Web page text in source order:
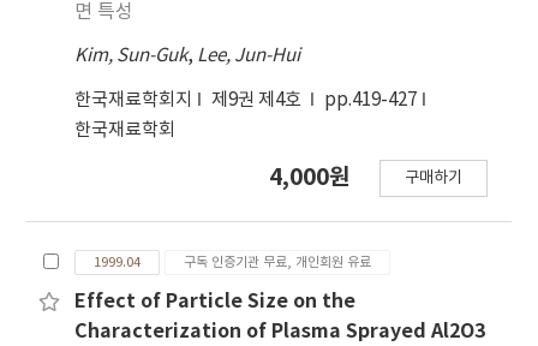
면 특성
Kim, Sun-Guk, Lee, Jun-Hui
한국재료학회지 제9권 제4호
pp.419-427
한국재료학회
4,000원 구매하기
1999.04 구독 인증기관 무료, 개인회원 유료
Effect of Particle Size on the
Characterization of Plasma Sprayed Al2O3